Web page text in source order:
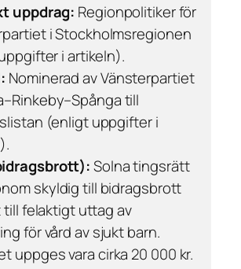
uppdrag: Regionpolitiker för
i Stockholmsregionen
i artikeln).
Nominerad av Vänsterpartiet
till
(enligt uppgifter i
Solna tingsrätt
skyldig till bidragsbrott
till felaktigt uttag av
för vård av sjukt barn.
uppges vara cirka 20 000 kr.